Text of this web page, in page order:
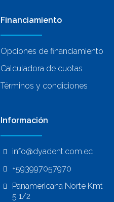
Financiamiento
Opciones de financiamiento
Calculadora de cuotas
Términos y condiciones
Información
info@dyadent.com.ec
+593997057970
Panamericana Norte Kmt
5 1/2